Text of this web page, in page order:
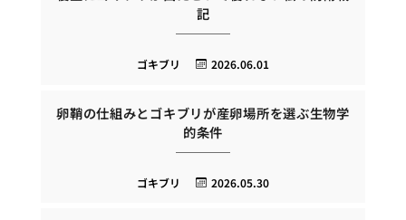
記
2026.06.01
ゴキブリ
卵鞘の仕組みとゴキブリが産卵場所を選ぶ生物学
的条件
2026.05.30
ゴキブリ